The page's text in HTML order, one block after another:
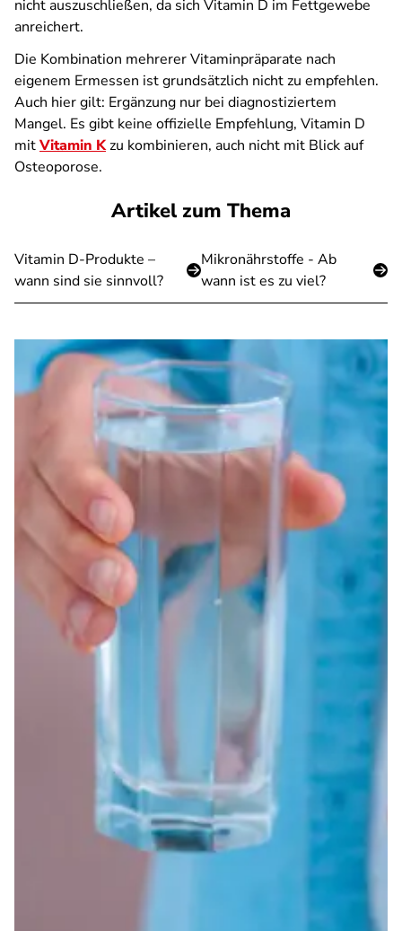
nicht auszuschließen, da sich Vitamin D im Fettgewebe
anreichert.
Die Kombination mehrerer Vitaminpräparate nach
eigenem Ermessen ist grundsätzlich nicht zu empfehlen.
Auch hier gilt: Ergänzung nur bei diagnostiziertem
Mangel. Es gibt keine offizielle Empfehlung, Vitamin D
mitVitamin Kzu kombinieren, auch nicht mit Blick auf
Osteoporose.
Artikel zum Thema
Vitamin D-Produkte –
wann sind sie sinnvoll?
Mikronährstoffe - Ab
wann ist es zu viel?